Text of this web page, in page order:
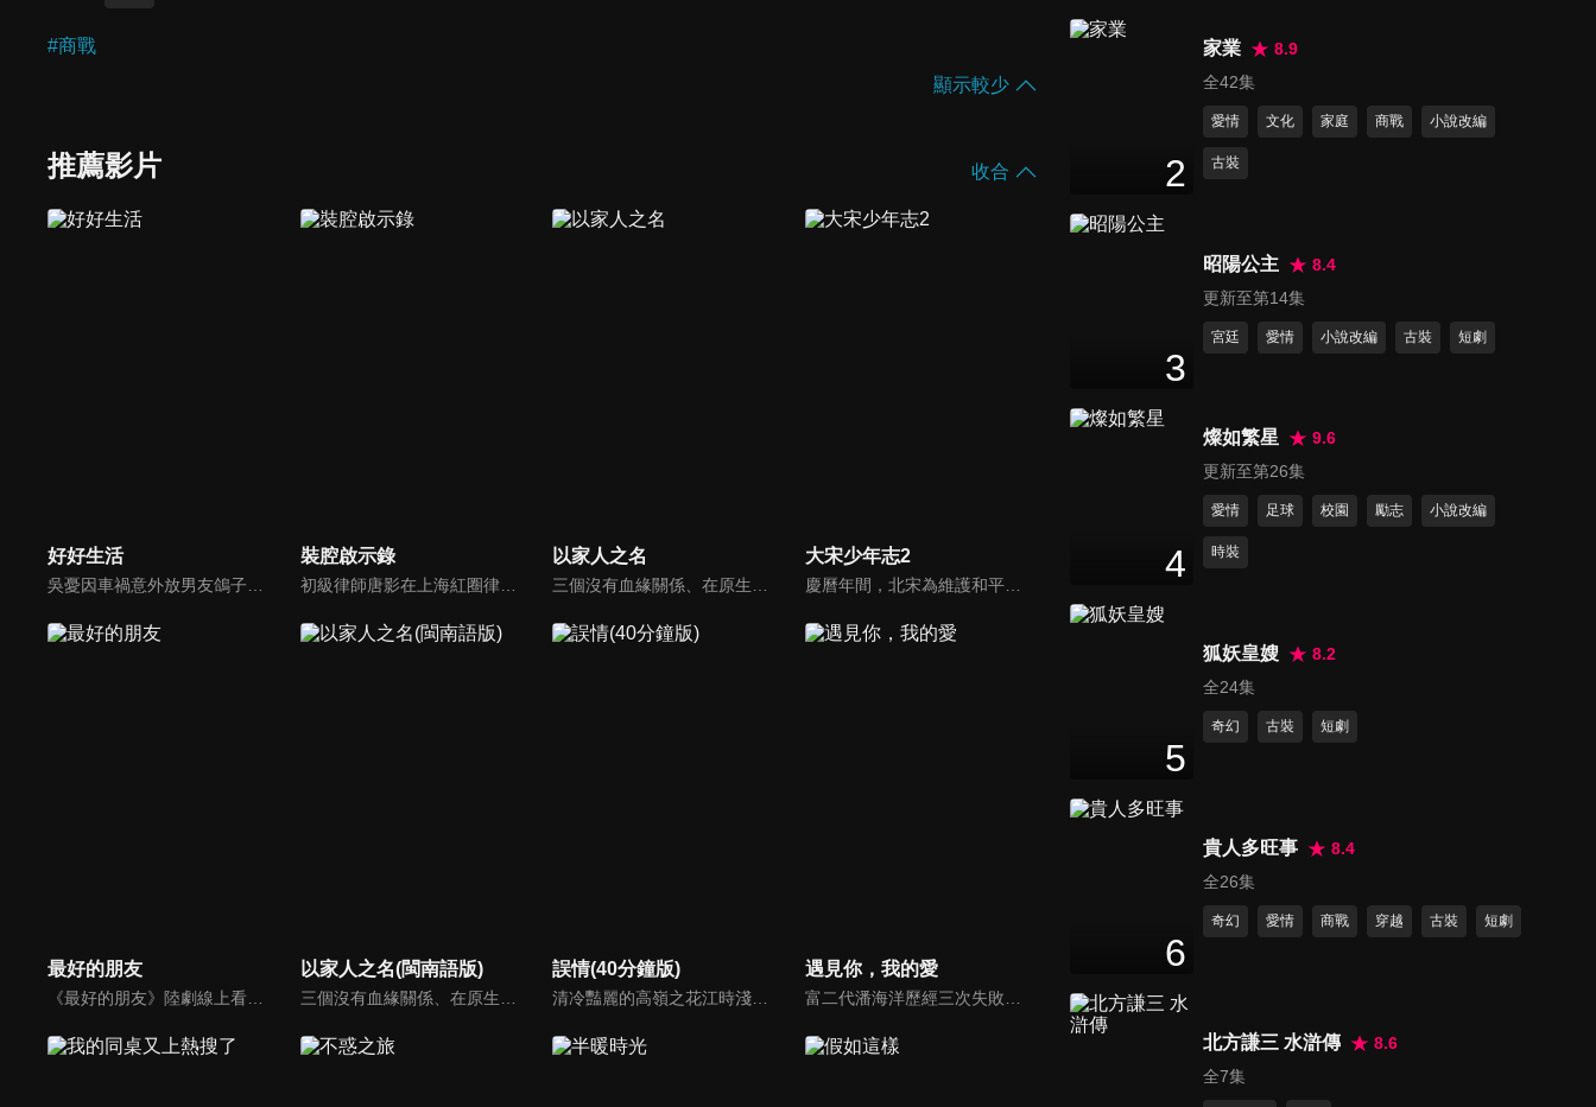
#商戰
顯示較少
推薦影片 收合
好好生活 裝腔啟示錄
初級律師唐影在上海紅圈律所工作，意外結識了合作方許子詮。雖然二人暗生情愫，卻始終沒有勇氣直面真實的情感。許子詮面對富豪馬其遠對唐影的追求，終於確定自己早已喜歡上了唐影。與此同時，唐影正面臨著同事的排擠和父母突襲來滬的雙重壓力。
以家人之名 大宋少年志2
慶曆年間，北宋為維護和平與安定，借秘閣之名培訓少年暗探。經過嚴密的選拔，聰慧的元仲辛、美貌機敏的趙簡、從不殺生的小景、絕不説謊的王寬、不愛交流的薛映、性格開朗的韋原，六位少年組成了秘閣第七齋。在經歷了一次次生死相交的任務後，懵懂的少年們逐漸成長，他們用熱血和忠誠，為守護大宋獻身。
最好的朋友 以家人之名(閩南語版) 誤情(40分鐘版) 遇見你，我的愛
分鐘
第11集
47
分鐘
47 分鐘
第16集
第17集
2
家業
8.9
全42集
愛情 文化 家庭 商戰 小說改編
古裝
3
昭陽公主
8.4
更新至第14集
宮廷 愛情 小說改編 古裝 短劇
4
燦如繁星
9.6
更新至第26集
愛情 足球 校園 勵志 小說改編
時裝
5
狐妖皇嫂
8.2
全24集
奇幻 古裝 短劇
6
貴人多旺事
8.4
全26集
奇幻 愛情 商戰 穿越 古裝 短劇
北方謙三 水滸傳
8.6
全7集